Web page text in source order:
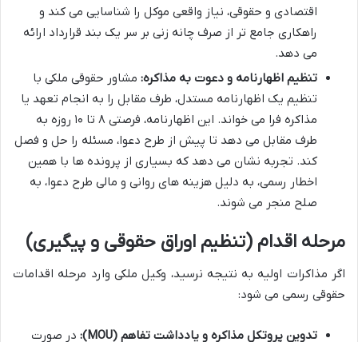
اقتصادی و حقوقی، نیاز واقعی موکل را شناسایی می کند و
راهکاری جامع تر از صرف چانه زنی بر سر یک بند قرارداد ارائه
می دهد.
تنظیم اظهارنامه و دعوت به مذاکره: مشاور حقوقی ملکی با
تنظیم یک اظهارنامه مستدل، طرف مقابل را به انجام تعهد یا
مذاکره فرا می خواند. این اظهارنامه، فرصتی ۸ تا ۱۰ روزه به
طرف مقابل می دهد تا پیش از طرح دعوا، مسئله را حل و فصل
کند. تجربه نشان می دهد که بسیاری از پرونده ها با همین
اخطار رسمی، به دلیل هزینه های روانی و مالی طرح دعوا، به
صلح منجر می شوند.
مرحله اقدام (تنظیم اوراق حقوقی و پیگیری)
اگر مذاکرات اولیه به نتیجه نرسید، وکیل ملکی وارد مرحله اقدامات
حقوقی رسمی می شود:
تدوین پروتکل مذاکره و یادداشت تفاهم (MOU):
در صورت